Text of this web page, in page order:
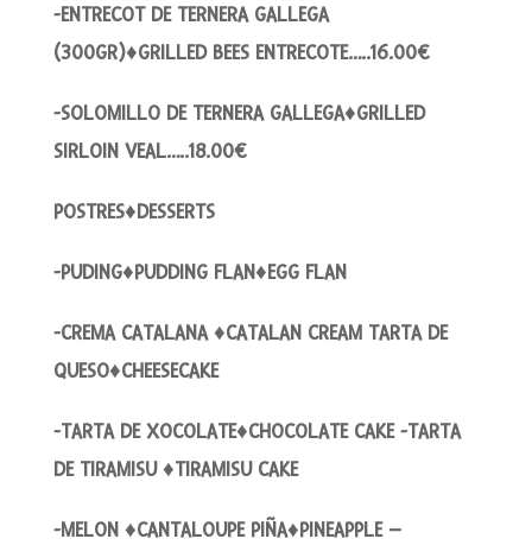
-ENTRECOT DE TERNERA GALLEGA
(300GR)♦GRILLED BEES ENTRECOTE…..16.00€
-SOLOMILLO DE TERNERA GALLEGA♦GRILLED
SIRLOIN VEAL…..18.00€
POSTRES♦DESSERTS
-PUDING♦PUDDING FLAN♦EGG FLAN
-CREMA CATALANA ♦CATALAN CREAM TARTA DE
QUESO♦CHEESECAKE
-TARTA DE XOCOLATE♦CHOCOLATE CAKE -TARTA
DE TIRAMISU ♦TIRAMISU CAKE
-MELON ♦CANTALOUPE PIÑA♦PINEAPPLE –